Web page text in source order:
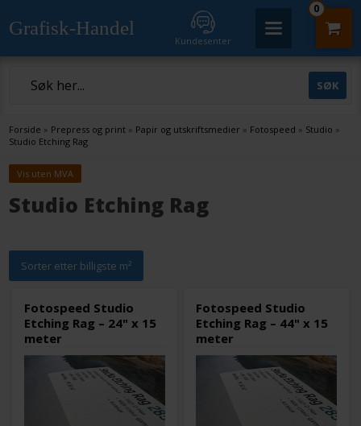
Grafisk-Handel
Kundesenter
0
Forside » Prepress og print » Papir og utskriftsmedier » Fotospeed » Studio »
Studio Etching Rag
Vis uten MVA
Studio Etching Rag
Sorter etter billigste m²
Fotospeed Studio
Etching Rag – 24" x 15
meter
Fotospeed Studio
Etching Rag – 44" x 15
meter